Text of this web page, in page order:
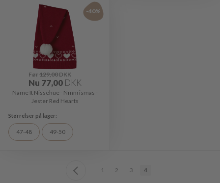
-40%
Før129,00DKK
Nu 77,00 DKK
Name It Nissehue - Nmnrismas -
Jester Red Hearts
47-48 49-50
1 2 3 4